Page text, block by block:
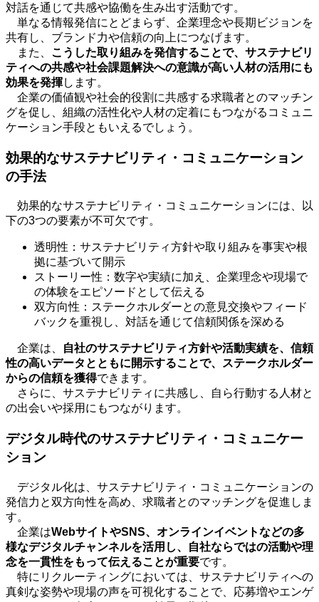
対話を通じて共感や協働を生み出す活動です。
単なる情報発信にとどまらず、企業理念や長期ビジョンを
共有し、ブランド力や信頼の向上につなげます。
また、 こうした取り組みを発信することで、サステナビリ
ティへの共感や社会課題解決への意識が高い人材の活用にも
効果を発揮します。
企業の価値観や社会的役割に共感する求職者とのマッチン
グを促し、組織の活性化や人材の定着にもつながるコミュニ
ケーション手段ともいえるでしょう。
効果的なサステナビリティ・コミュニケーション
の手法
効果的なサステナビリティ・コミュニケーションには、以
下の3つの要素が不可欠です。
透明性：サステナビリティ方針や取り組みを事実や根
拠に基づいて開示
ストーリー性：数字や実績に加え、企業理念や現場で
の体験をエピソードとして伝える
双方向性：ステークホルダーとの意見交換やフィード
バックを重視し、対話を通じて信頼関係を深める
企業は、
自社のサステナビリティ方針や活動実績を、信頼
性の高いデータとともに開示することで、ステークホルダー
からの信頼を獲得できます。
さらに、サステナビリティに共感し、自ら行動する人材と
の出会いや採用にもつながります。
デジタル時代のサステナビリティ・コミュニケー
ション
デジタル化は、サステナビリティ・コミュニケーションの
発信力と双方向性を高め、求職者とのマッチングを促進しま
す。
企業はWebサイトやSNS、オンラインイベントなどの多
様なデジタルチャンネルを活用し、自社ならではの活動や理
念を一貫性をもって伝えることが重要です。
特にリクルーティングにおいては、サステナビリティへの
真剣な姿勢や現場の声を可視化することで、応募増やエンゲ